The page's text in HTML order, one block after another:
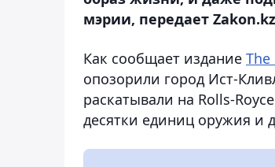
мэрии, передает
Как сообщает издание The
опозорили город Ист-
раскатывали на Rolls-
десятки единиц оружия и